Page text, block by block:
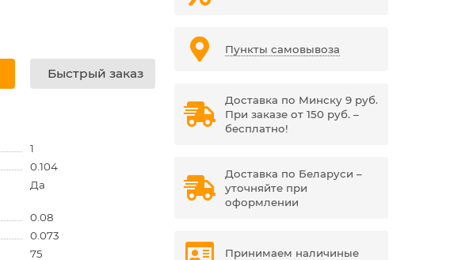
Быстрый заказ
1
0.104
Да
0.08
0.073
75
Пункты самовывоза
Доставка по Минску 9 руб.
При заказе от 150 руб. –
бесплатно!
Доставка по Беларуси –
уточняйте при
оформлении
Принимаем наличиные